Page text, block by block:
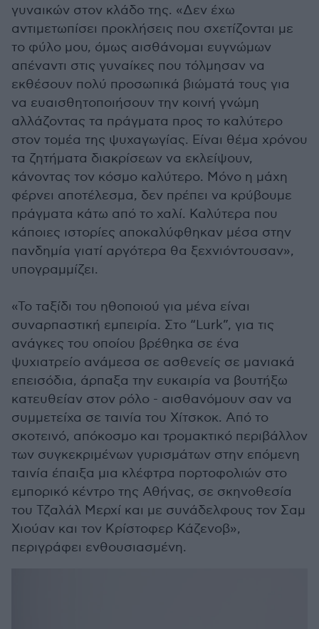
γυναικών στον κλάδο της. «Δεν έχω
αντιμετωπίσει προκλήσεις που σχετίζονται με
το φύλο μου, όμως αισθάνομαι ευγνώμων
απέναντι στις γυναίκες που τόλμησαν να
εκθέσουν πολύ προσωπικά βιώματά τους για
να ευαισθητοποιήσουν την κοινή γνώμη
αλλάζοντας τα πράγματα προς το καλύτερο
στον τομέα της ψυχαγωγίας. Είναι θέμα χρόνου
τα ζητήματα διακρίσεων να εκλείψουν,
κάνοντας τον κόσμο καλύτερο. Μόνο η μάχη
φέρνει αποτέλεσμα, δεν πρέπει να κρύβουμε
πράγματα κάτω από το χαλί. Καλύτερα που
κάποιες ιστορίες αποκαλύφθηκαν μέσα στην
πανδημία γιατί αργότερα θα ξεχνιόντουσαν»,
υπογραμμίζει.
«Το ταξίδι του ηθοποιού για μένα είναι
συναρπαστική εμπειρία. Στο “Lurk”, για τις
ανάγκες του οποίου βρέθηκα σε ένα
ψυχιατρείο ανάμεσα σε ασθενείς σε μανιακά
επεισόδια, άρπαξα την ευκαιρία να βουτήξω
κατευθείαν στον ρόλο - αισθανόμουν σαν να
συμμετείχα σε ταινία του Χίτσκοκ. Από το
σκοτεινό, απόκοσμο και τρομακτικό περιβάλλον
των συγκεκριμένων γυρισμάτων στην επόμενη
ταινία έπαιξα μια κλέφτρα πορτοφολιών στο
εμπορικό κέντρο της Αθήνας, σε σκηνοθεσία
του Τζαλάλ Μερχί και με συνάδελφους τον Σαμ
Χιούαν και τον Κρίστοφερ Κάζενοβ»,
περιγράφει ενθουσιασμένη.